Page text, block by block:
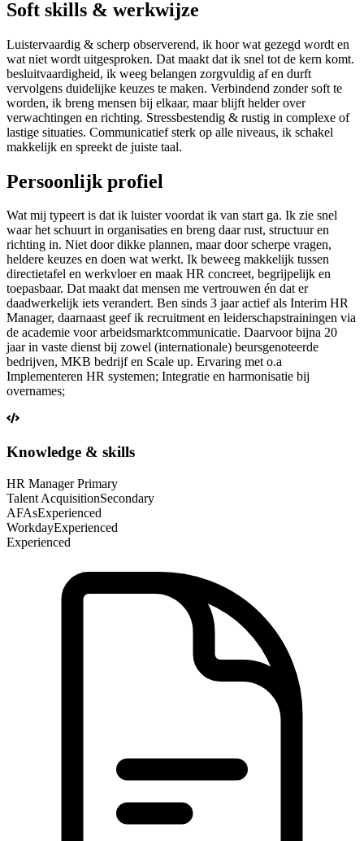
Soft skills & werkwijze
Luistervaardig & scherp observerend, ik hoor wat gezegd wordt en
wat niet wordt uitgesproken. Dat maakt dat ik snel tot de kern komt.
besluitvaardigheid, ik weeg belangen zorgvuldig af en durft
vervolgens duidelijke keuzes te maken. Verbindend zonder soft te
worden, ik breng mensen bij elkaar, maar blijft helder over
verwachtingen en richting. Stressbestendig & rustig in complexe of
lastige situaties. Communicatief sterk op alle niveaus, ik schakel
makkelijk en spreekt de juiste taal.
Persoonlijk profiel
Wat mij typeert is dat ik luister voordat ik van start ga. Ik zie snel
waar het schuurt in organisaties en breng daar rust, structuur en
richting in. Niet door dikke plannen, maar door scherpe vragen,
heldere keuzes en doen wat werkt. Ik beweeg makkelijk tussen
directietafel en werkvloer en maak HR concreet, begrijpelijk en
toepasbaar. Dat maakt dat mensen me vertrouwen én dat er
daadwerkelijk iets verandert. Ben sinds 3 jaar actief als Interim HR
Manager, daarnaast geef ik recruitment en leiderschapstrainingen via
de academie voor arbeidsmarktcommunicatie. Daarvoor bijna 20
jaar in vaste dienst bij zowel (internationale) beursgenoteerde
bedrijven, MKB bedrijf en Scale up. Ervaring met o.a
Implementeren HR systemen; Integratie en harmonisatie bij
overnames;
Knowledge & skills
HR ManagerPrimary
Talent AcquisitionSecondary
AFAsExperienced
WorkdayExperienced
Experienced